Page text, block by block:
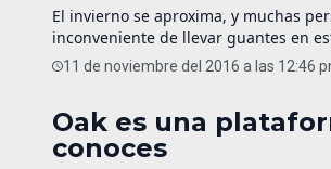
El invierno se aproxima, y muchas
inconveniente de llevar guantes en
inseparables dispositivos
11 de noviembre del 2016 a las 12:46
Oak es una
conoces